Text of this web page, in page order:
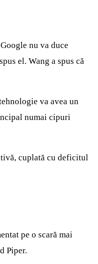
nu va duce
el. Wang a spus că
va avea un
numai cipuri
cuplată cu deficitul
pe o scară mai
Piper.